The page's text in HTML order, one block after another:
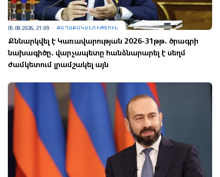
05.08.2026, 21:09 ՔԱՂԱՔԱԿԱՆՈՒԹՅՈՒՆ
Քննարկվել է Կառավարության 2026-31թթ․ ծրագրի
նախագիծը․ վարչապետը հանձնարարել է սեղմ
ժամկետում լրամշակել այն